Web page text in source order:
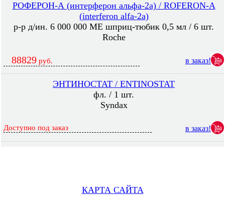
РОФЕРОН-А (интерферон альфа-2а) / ROFERON-A
(interferon alfa-2a)
р-р д/ин. 6 000 000 МЕ шприц-тюбик 0,5 мл / 6 шт.
Roche
88829 руб. в заказ!
ЭНТИНОСТАТ / ENTINOSTAT
фл. / 1 шт.
Syndax
Доступно под заказ в заказ!
КАРТА САЙТА